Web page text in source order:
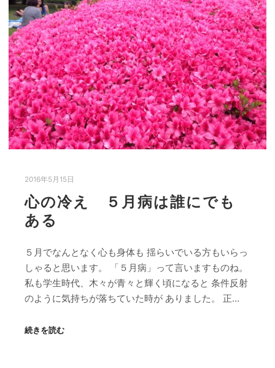
2016年5月15日
心の冷え ５月病は誰にでも
ある
５月でなんとなく心も身体も 揺らいでいる方もいらっ
しゃると思います。 「５月病」って言いますものね。
私も学生時代、木々が青々と輝く頃になると 条件反射
のように気持ちが落ちていた時が ありました。 正…
続きを読む